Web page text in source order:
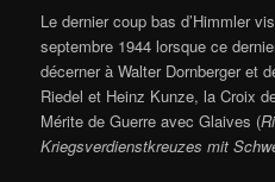
Le dernier coup bas d’Himmler
septembre 1944 lorsque ce
décerner à Walter Dornberger et
Riedel et Heinz Kunze, la Croix
Mérite de Guerre avec Glaives (
Kriegsverdienstkreuzes mit